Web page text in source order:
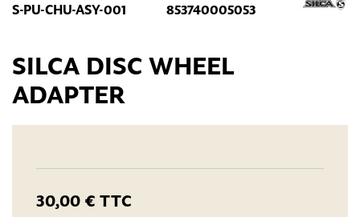
S-PU-CHU-ASY-001 853740005053
SILCA DISC WHEEL
ADAPTER
30,00 € TTC